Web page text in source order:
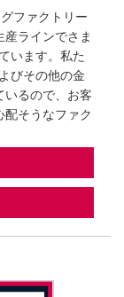
ファクトリー
ラインでさま
います。私た
びその他の金
いるので、お客
そうなファク